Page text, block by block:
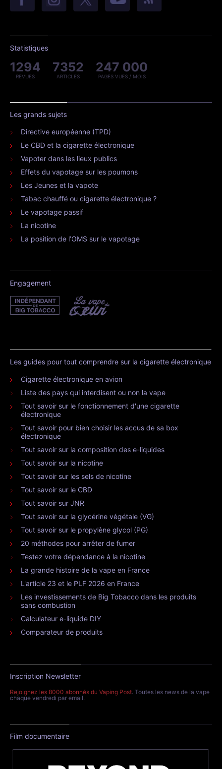
Statistiques
1294
REVUES
7352
ARTICLES
247 000
PAGES VUES / MOIS
Les grands sujets
Directive européenne (TPD)
Le CBD et la cigarette électronique
Vapoter dans les lieux publics
Effets du vapotage sur les poumons
Les Jeunes et la vapote
Tabac chauffé ou cigarette électronique ?
Le vapotage passif
La nicotine
La position de l’OMS sur le vapotage
Engagement
Les guides pour tout comprendre sur la cigarette électronique
Cigarette électronique en avion
Liste des pays qui interdisent ou non la vape
Tout savoir sur le fonctionnement d'une cigarette
électronique
Tout savoir pour bien choisir les accus de sa box
électronique
Tout savoir sur la composition des e-liquides
Tout savoir sur la nicotine
Tout savoir sur les sels de nicotine
Tout savoir sur le CBD
Tout savoir sur JNR
Tout savoir sur la glycérine végétale (VG)
Tout savoir sur le propylène glycol (PG)
20 méthodes pour arrêter de fumer
Testez votre dépendance à la nicotine
La grande histoire de la vape en France
L'article 23 et le PLF 2026 en France
Les investissements de Big Tobacco dans les produits
sans combustion
Calculateur e-liquide DIY
Comparateur de produits
Inscription Newsletter
Rejoignez les 8000 abonnés du Vaping Post. Toutes les news de la vape
chaque vendredi par email.
Film documentaire